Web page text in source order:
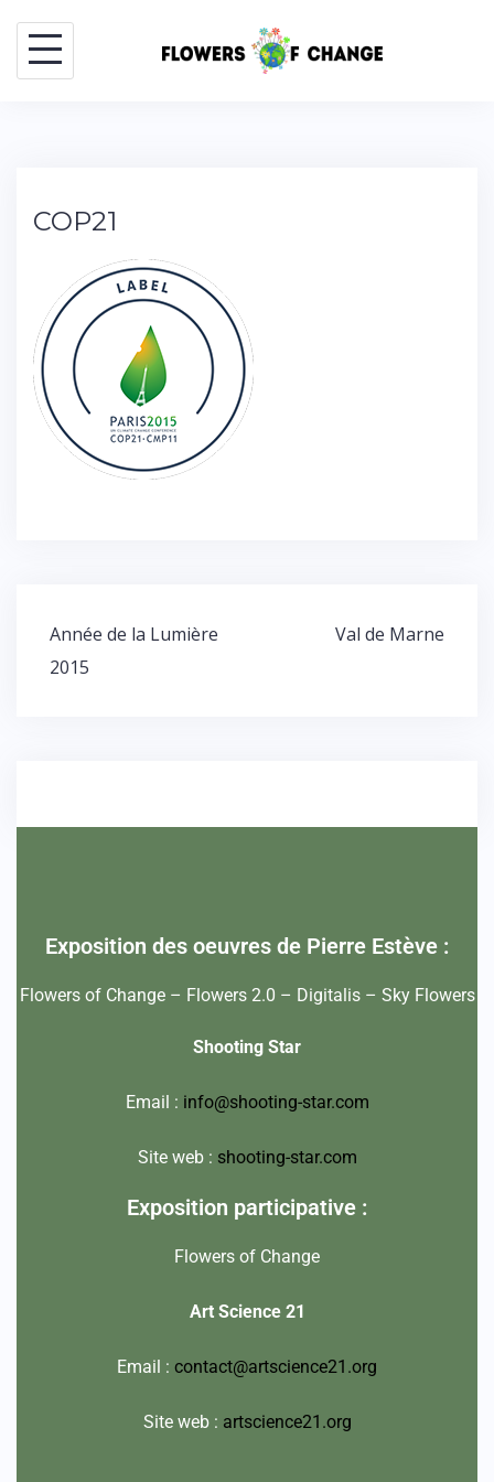
COP21
Année de la Lumière
2015
Val de Marne
Exposition des oeuvres de Pierre Estève :
Flowers of Change – Flowers 2.0 – Digitalis – Sky Flowers
Shooting Star
Email : info@shooting-star.com
Site web : shooting-star.com
Exposition participative :
Flowers of Change
Art Science 21
Email : contact@artscience21.org
Site web : artscience21.org